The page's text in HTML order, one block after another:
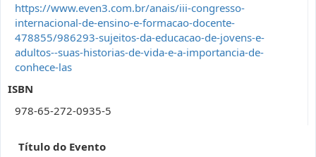
https://www.even3.com.br/anais/iii-congresso-
internacional-de-ensino-e-formacao-docente-
478855/986293-sujeitos-da-educacao-de-jovens-e-
adultos--suas-historias-de-vida-e-a-importancia-de-
conhece-las
ISBN
978-65-272-0935-5
Título do Evento